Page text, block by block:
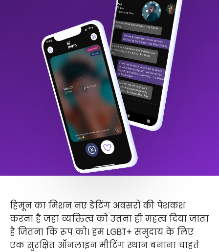
हिमून का मिशन नए डेटिंग अवसरों की पेशकश
करना है जहां व्यक्तित्व को उतना ही महत्व दिया जाता
है जितना कि रूप को। हम LGBT+ समुदाय के लिए
एक सुरक्षित ऑनलाइन मीटिंग स्थान बनाना चाहते